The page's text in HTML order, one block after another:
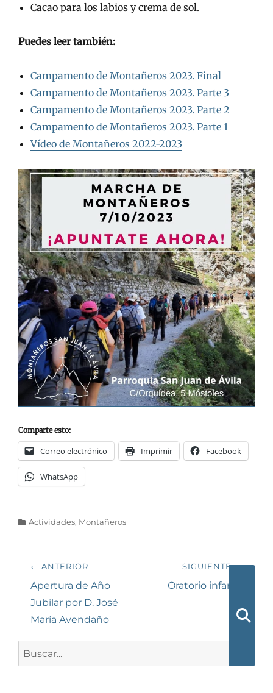
Cacao para los labios y crema de sol.
Puedes leer también:
Campamento de Montañeros 2023. Final
Campamento de Montañeros 2023. Parte 3
Campamento de Montañeros 2023. Parte 2
Campamento de Montañeros 2023. Parte 1
Vídeo de Montañeros 2022-2023
Comparte esto:
Correo electrónico Imprimir Facebook
WhatsApp
Categorías
Actividades, Montañeros
Navegación
de
entradas
← ANTERIOR
Entrada
anterior:
Apertura de Año
Jubilar por D. José
María Avendaño
SIGUIENTE →
Siguiente
Oratorio infantil